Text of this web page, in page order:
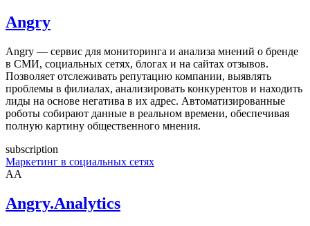
Angry
Angry — сервис для мониторинга и анализа мнений о бренде
в СМИ, социальных сетях, блогах и на сайтах отзывов.
Позволяет отслеживать репутацию компании, выявлять
проблемы в филиалах, анализировать конкурентов и находить
лиды на основе негатива в их адрес. Автоматизированные
роботы собирают данные в реальном времени, обеспечивая
полную картину общественного мнения.
subscription
Маркетинг в социальных сетях
AA
Angry.Analytics